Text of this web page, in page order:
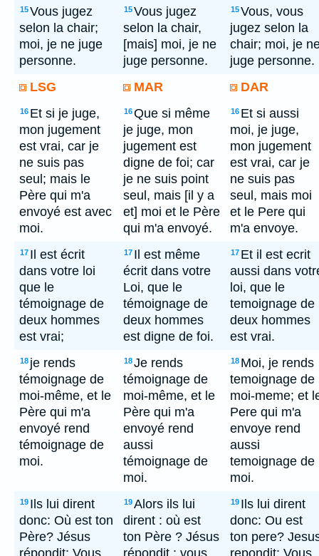
15Vous jugez
selon la chair;
moi, je ne juge
personne.
15Vous jugez
selon la chair,
[mais] moi, je ne
juge personne.
15Vous, vous
jugez selon la
chair; moi, je
juge personne.
LSG
MAR DAR
16 Et si je juge,
mon jugement
est vrai, car je
ne suis pas
seul; mais le
Père qui m'a
envoyé est avec
moi.
16Que si même
je juge, mon
jugement est
digne de foi; car
je ne suis point
seul, mais [il y a
et] moi et le Père
qui m'a envoyé.
16 Et si aussi
moi, je juge,
mon jugement
est vrai, car je
ne suis pas
seul, mais moi
et le Pere qui
m'a envoye.
17 Il est écrit
dans votre loi
que le
témoignage de
deux hommes
est vrai;
17 Il est même
écrit dans votre
Loi, que le
témoignage de
deux hommes
est digne de foi.
17 Et il est ecrit
aussi dans
loi, que le
temoignage de
deux hommes
est vrai.
18 je rends
témoignage de
moi-même, et le
Père qui m'a
envoyé rend
témoignage de
moi.
18Je rends
témoignage de
moi-même, et le
Père qui m'a
envoyé rend
aussi
témoignage de
moi.
18 Moi, je rends
temoignage de
moi-meme; et
Pere qui m'a
envoye rend
aussi
temoignage de
moi.
19 Ils lui dirent
donc: Où est ton
Père? Jésus
répondit: Vous
19Alors ils lui
dirent : où est
ton Père ? Jésus
répondit : vous
19 Ils lui dirent
donc: Ou est
ton pere?
repondit: Vous